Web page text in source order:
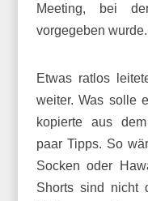
Meeting, bei
vorgegeben wurde.
Etwas ratlos
weiter. Was solle
kopierte aus
paar Tipps. So
Socken oder
Shorts sind nicht